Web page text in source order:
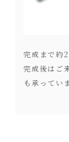
完成まで約
完成後はご
も承ってい